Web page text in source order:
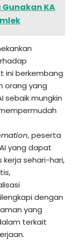
Gunakan KA
ini berkembang
orang yang
sebaik mungkin
, peserta
AI yang dapat
sehari-hari,
dengan
yang
terkait